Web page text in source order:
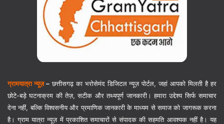
ग्रामयात्रा न्यूज़–छत्तीसगढ़ का भरोसेमंद डिजिटल न्यूज़ पोर्टल, जहां आपको मिलती है हर
छोटे-बड़े घटनाक्रम की तेज़, सटीक और तथ्यपूर्ण जानकारी। हमारा उद्देश्य सिर्फ समाचार
देना नहीं, बल्कि विश्वसनीय और प्रमाणिक जानकारी के माध्यम से समाज को जागरूक करना
है। ग्राम यात्रा न्यूज़ में प्रकाशित समाचारों से संपादक की सहमति आवश्यक नहीं है। यह